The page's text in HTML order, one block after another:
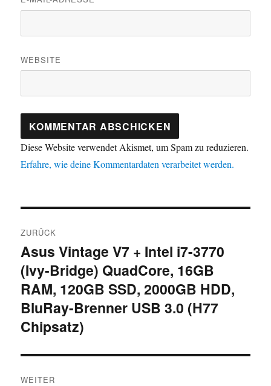
WEBSITE
Diese Website verwendet Akismet, um Spam zu reduzieren.
Erfahre, wie deine Kommentardaten verarbeitet werden.
ZURÜCK
Vorheriger
Beitrag:
Asus Vintage V7 + Intel i7-3770
(Ivy-Bridge) QuadCore, 16GB
RAM, 120GB SSD, 2000GB HDD,
BluRay-Brenner USB 3.0 (H77
Chipsatz)
WEITER